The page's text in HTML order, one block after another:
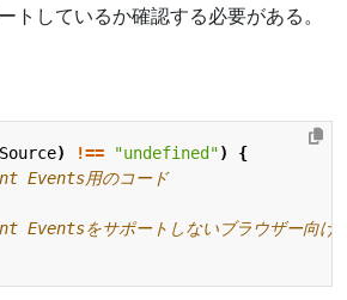
トしているか確認する必要がある。
) !== "undefined")
{